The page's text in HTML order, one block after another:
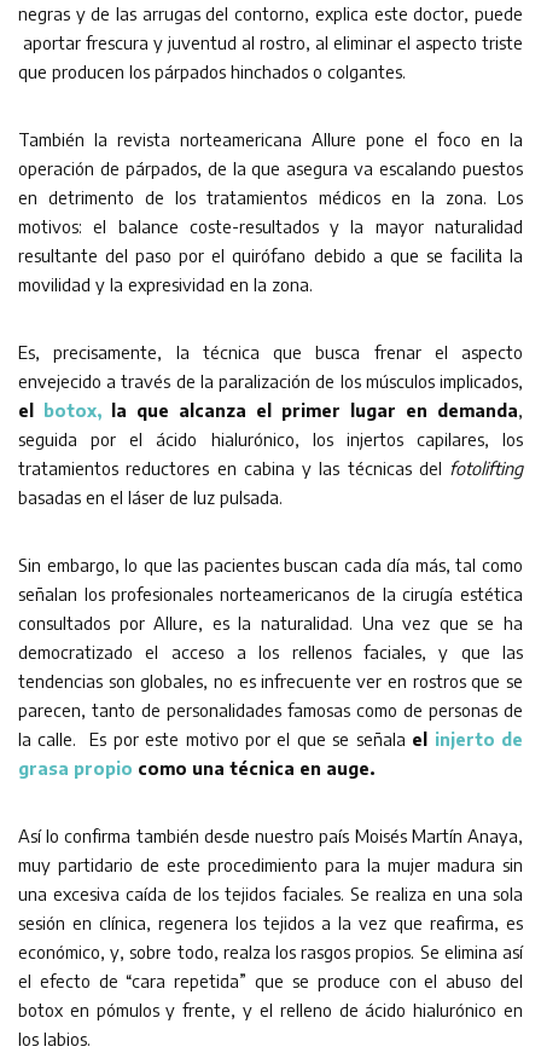
negras y de las arrugas del contorno, explica este doctor, puede
aportar frescura y juventud al rostro, al eliminar el aspecto triste
que producen los párpados hinchados o colgantes.
También la revista norteamericana Allure pone el foco en la
operación de párpados, de la que asegura va escalando puestos
en detrimento de los tratamientos médicos en la zona. Los
motivos: el balance coste-resultados y la mayor naturalidad
resultante del paso por el quirófano debido a que se facilita la
movilidad y la expresividad en la zona.
Es, precisamente, la técnica que busca frenar el aspecto
envejecido a través de la paralización de los músculos implicados,
el botox, la que alcanza el primer lugar en demanda,
seguida por el ácido hialurónico, los injertos capilares, los
tratamientos reductores en cabina y las técnicas del fotolifting
basadas en el láser de luz pulsada.
Sin embargo, lo que las pacientes buscan cada día más, tal como
señalan los profesionales norteamericanos de la cirugía estética
consultados por Allure, es la naturalidad. Una vez que se ha
democratizado el acceso a los rellenos faciales, y que las
tendencias son globales, no es infrecuente ver en rostros que se
parecen, tanto de personalidades famosas como de personas de
la calle. Es por este motivo por el que se señala el injerto de
grasa propio como una técnica en auge.
Así lo confirma también desde nuestro país Moisés Martín Anaya,
muy partidario de este procedimiento para la mujer madura sin
una excesiva caída de los tejidos faciales. Se realiza en una sola
sesión en clínica, regenera los tejidos a la vez que reafirma, es
económico, y, sobre todo, realza los rasgos propios. Se elimina así
el efecto de “cara repetida” que se produce con el abuso del
botox en pómulos y frente, y el relleno de ácido hialurónico en
los labios.